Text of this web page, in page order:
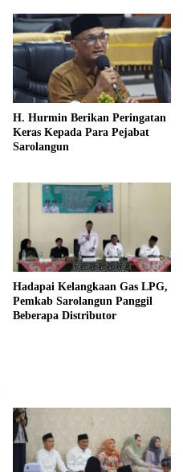
H. Hurmin Berikan Peringatan
Keras Kepada Para Pejabat
Sarolangun
Hadapai Kelangkaan Gas LPG,
Pemkab Sarolangun Panggil
Beberapa Distributor